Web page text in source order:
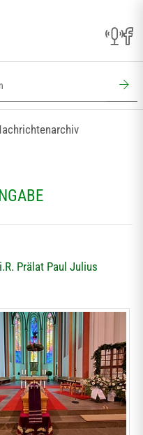
Prälat Paul Julius